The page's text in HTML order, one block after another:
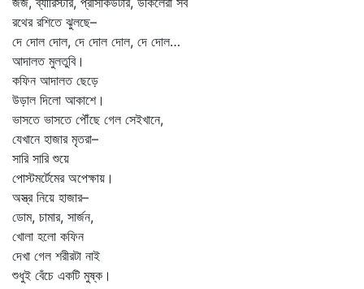
রথের রশিতে ঝুলছে–
দে দোল দোল, দে দোল দোল, দে দোল…
আদালত মুলতুবি।
কফিন আদালত ছেড়ে
উড়াল দিলো আকাশে।
ভাসতে ভাসতে পৌঁছে গেল সেইখানে,
যেখানে হাজার মৃতরা–
সারি সারি শুয়ে
পোস্টমর্টেমের অপেক্ষায়।
অস্ত্র নিয়ে হাজার–
ডোম, চামার, সার্জন,
খোলা হলো কফিন
দেখা গেল শরীরটা নাই
শুধুই বেঁচে একটি মুষ্ক।